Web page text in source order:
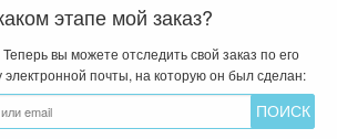
этапе мой заказ?
вы можете отследить свой заказ по его
почты, на которую он был сделан: